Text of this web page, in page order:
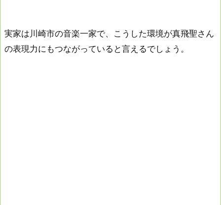
実家は川崎市の音楽一家で、こうした環境が真飛聖さん
の表現力にもつながっていると言えるでしょう。